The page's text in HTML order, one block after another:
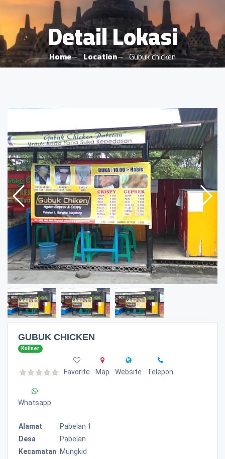
Detail Lokasi
Home Location Gubuk chicken
GUBUK CHICKEN
Kuliner
Favorite Map Website Telepon
Whatsapp
Alamat : Pabelan 1
Desa
: Pabelan
Kecamatan : Mungkid